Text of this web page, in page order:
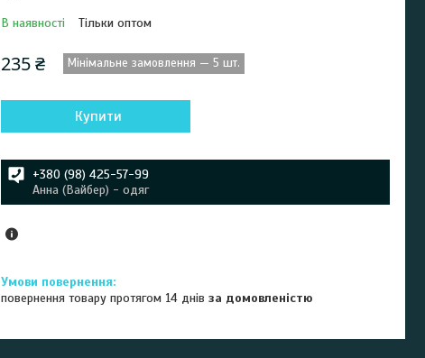
В наявності Тільки оптом
235 ₴ Мінімальне замовлення — 5 шт.
Купити
+380 (98) 425-57-99
Анна (Вайбер) - одяг
повернення товару протягом 14 днівза домовленістю